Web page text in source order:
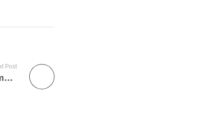
Post
Diagnostic d’une ferme arboricole d’agrumes et de manguiers